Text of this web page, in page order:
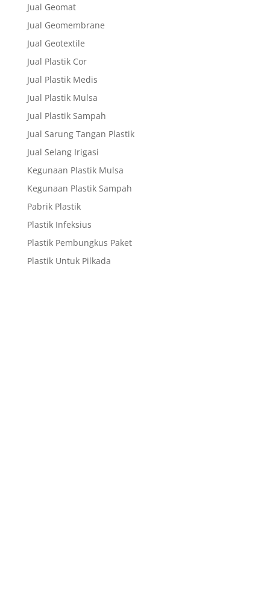
Jual Geomat
Jual Geomembrane
Jual Geotextile
Jual Plastik Cor
Jual Plastik Medis
Jual Plastik Mulsa
Jual Plastik Sampah
Jual Sarung Tangan Plastik
Jual Selang Irigasi
Kegunaan Plastik Mulsa
Kegunaan Plastik Sampah
Pabrik Plastik
Plastik Infeksius
Plastik Pembungkus Paket
Plastik Untuk Pilkada